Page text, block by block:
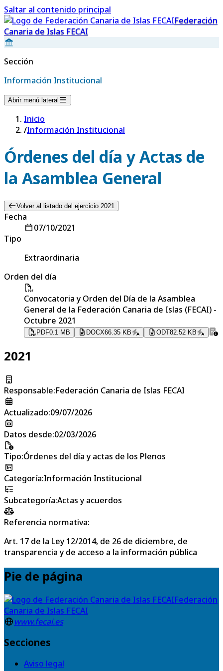
Saltar al contenido principal
Federación
Canaria de Islas FECAI
Sección
Información Institucional
Abrir menú lateral
Inicio
/Información Institucional
Órdenes del día y Actas de
la Asamblea General
Volver al listado del ejercicio 2021
Fecha
07/10/2021
Tipo
Extraordinaria
Orden del día
Convocatoria y Orden del Día de la Asamblea
General de la Federación Canaria de Islas (FECAI) -
Octubre 2021
PDF0.1 MB DOCX66.35 KB ODT82.52 KB
2021
Responsable:Federación Canaria de Islas FECAI
Actualizado:09/07/2026
Datos desde:02/03/2026
Tipo:Órdenes del día y actas de los Plenos
Categoría:Información Institucional
Subcategoría:Actas y acuerdos
Referencia normativa:
Art. 17 de la Ley 12/2014, de 26 de diciembre, de
transparencia y de acceso a la información pública
Pie de página
Federación
Canaria de Islas FECAI
www.fecai.es
Secciones
Aviso legal